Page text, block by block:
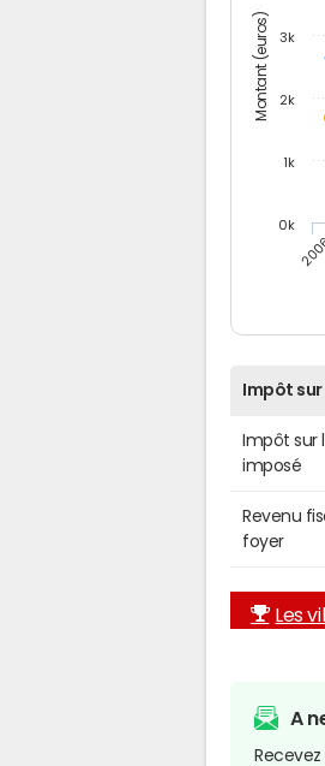
Montant (euros)
0k
1k
2k
3k
Impôt
Impôt sur
imposé
Revenu
foyer
Les
A